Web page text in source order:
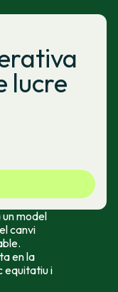
lucre
model
canvi
en la
equitatiu i